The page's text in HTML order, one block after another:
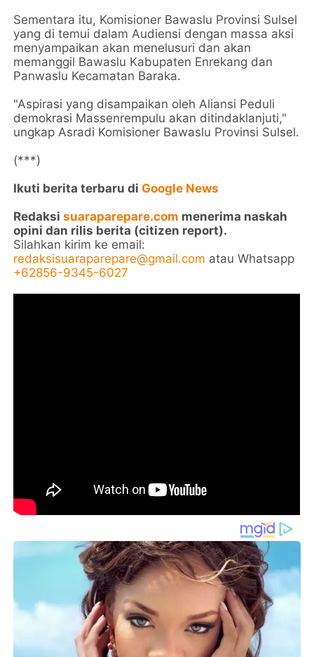
Sementara itu, Komisioner Bawaslu Provinsi Sulsel
yang di temui dalam Audiensi dengan massa aksi
menyampaikan akan menelusuri dan akan
memanggil Bawaslu Kabupaten Enrekang dan
Panwaslu Kecamatan Baraka.
"Aspirasi yang disampaikan oleh Aliansi Peduli
demokrasi Massenrempulu akan ditindaklanjuti,"
ungkap Asradi Komisioner Bawaslu Provinsi Sulsel.
(***)
Ikuti berita terbaru diGoogle News
Redaksisuaraparepare.com menerima naskah
opini dan rilis berita (citizen report).
Silahkan kirim ke email:
redaksisuaraparepare@gmail.com atau Whatsapp
+62856-9345-6027